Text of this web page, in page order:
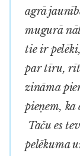
agrā
mugurā
tie ir
par tīru,
zināma
pieņem, ka
Taču es
pelēkuma